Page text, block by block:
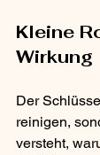
Kleine
Wirkung
Der
reinigen,
versteht,